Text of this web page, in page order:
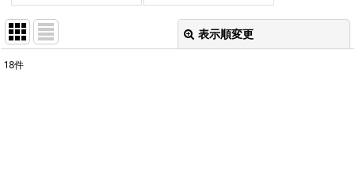
表示順変更
18件